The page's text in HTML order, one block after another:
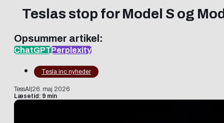
Teslas stop for Model S og
Opsummer artikel:
ChatGPTPerplexity
Tesla inc nyheder
TessAI 26. maj 2026
Læsetid: 9 min